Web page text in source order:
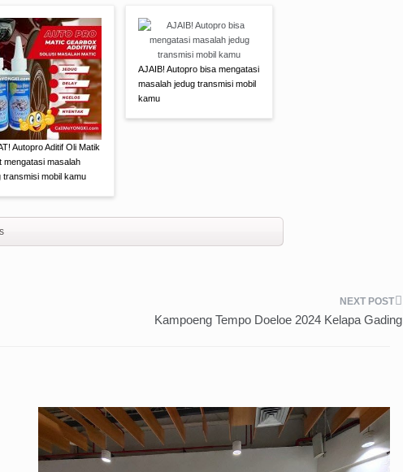
Autopro Aditif Oli Matik
mengatasi masalah
transmisi mobil kamu
AJAIB! Autopro bisa mengatasi
masalah jedug transmisi mobil
kamu
Kampoeng Tempo Doeloe 2024 Kelapa Gading